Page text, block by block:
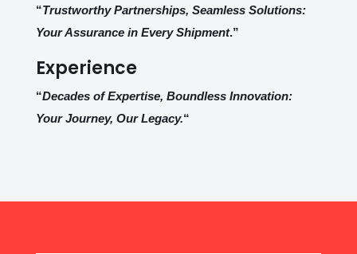
“Trustworthy Partnerships, Seamless Solutions:
Your Assurance in Every Shipment.”
Experience
“Decades of Expertise, Boundless Innovation:
Your Journey, Our Legacy.“